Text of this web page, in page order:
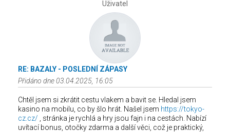
Uživatel
RE: BAZALY - POSLEDNÍ ZÁPASY
Přidáno dne 03.04.2025, 16:05
Chtěl jsem si zkrátit cestu vlakem a bavit se. Hledal jsem
kasino na mobilu, co by šlo hrát. Našel jsem https://tokyo-
cz.cz/ , stránka je rychlá a hry jsou fajn i na cestách. Nabízí
uvítací bonus, otočky zdarma a další věci, což je praktický,